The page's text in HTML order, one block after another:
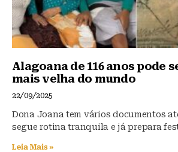
Alagoana de 116 anos pode
mais velha do mundo
22/09/2025
Dona Joana tem vários documentos
segue rotina tranquila e já prepara
Leia Mais »